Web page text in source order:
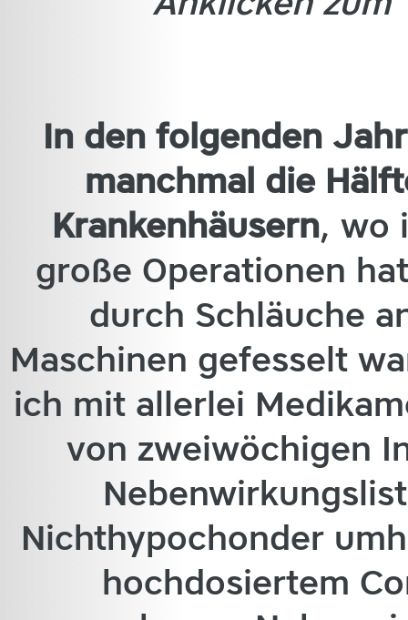
In den folgenden
manchmal die
Krankenhäusern, wo
große Operationen
durch Schläuche
Maschinen gefesselt
ich mit allerlei
von zweiwöchigen
Nichthypochonder
hochdosiertem